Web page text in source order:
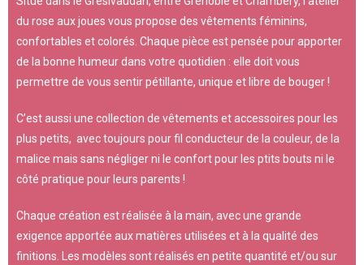
du rose aux joues vous propose des vêtements féminins,
confortables et colorés. Chaque pièce est pensée pour apporter
de la bonne humeur dans votre quotidien : elle doit vous
permettre de vous sentir pétillante, unique et libre de bouger !
C’est aussi une collection de vêtements et accessoires pour les
plus petits, avec toujours pour fil conducteur de la couleur, de la
malice mais sans négliger ni le confort pour les ptits bouts ni le
côté pratique pour leurs parents !
Chaque création est réalisée à la main, avec une grande
exigence apportée aux matières utilisées et à la qualité des
finitions. Les modèles sont réalisés en petite quantité et/ou sur